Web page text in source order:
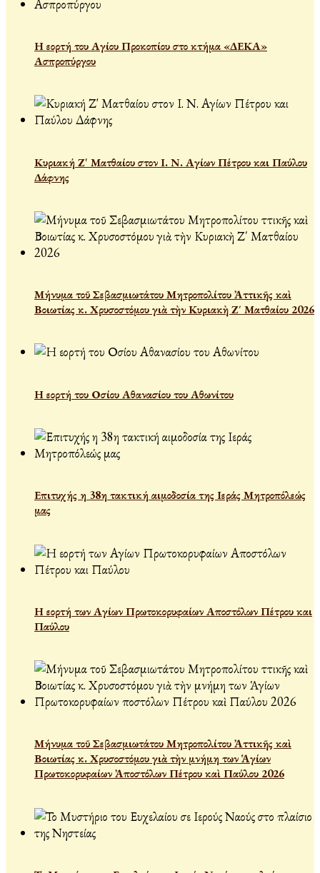
Η εορτή του Αγίου Προκοπίου στο κτήμα «ΔΕΚΑ»
Ασπροπύργου
Κυριακή Ζ' Ματθαίου στον Ι. Ν. Αγίων Πέτρου και Παύλου
Δάφνης
Μήνυμα τοῦ Σεβασμιωτάτου Μητροπολίτου Ἀττικῆς καὶ
Βοιωτίας κ. Χρυσοστόμου γιὰ τὴν Κυριακὴ Ζ΄ Ματθαίου 2026
Η εορτή του Οσίου Αθανασίου του Αθωνίτου
Επιτυχής η 38η τακτική αιμοδοσία της Ιεράς Μητροπόλεώς
μας
Η εορτή των Αγίων Πρωτοκορυφαίων Αποστόλων Πέτρου και
Παύλου
Μήνυμα τοῦ Σεβασμιωτάτου Μητροπολίτου Ἀττικῆς καὶ
Βοιωτίας κ. Χρυσοστόμου γιὰ τὴν μνήμη των Ἁγίων
Πρωτοκορυφαίων Ἀποστόλων Πέτρου καὶ Παύλου 2026